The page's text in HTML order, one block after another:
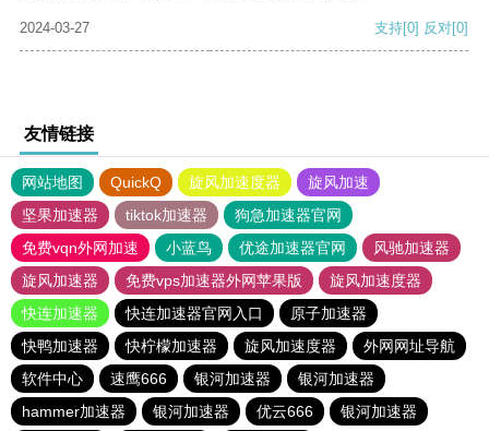
2024-03-27 支持[0] 反对[0]
友情链接
网站地图 QuickQ 旋风加速度器
旋风加速
坚果加速器
tiktok加速器
狗急加速器官网
免费vqn外网加速
小蓝鸟 优途加速器官网
风驰加速器
旋风加速器
免费vps加速器外网苹果版
旋风加速度器
快连加速器
快连加速器官网入口
原子加速器
快鸭加速器
快柠檬加速器 旋风加速度器
外网网址导航
软件中心
速鹰666 银河加速器
银河加速器
hammer加速器
银河加速器 优云666 银河加速器